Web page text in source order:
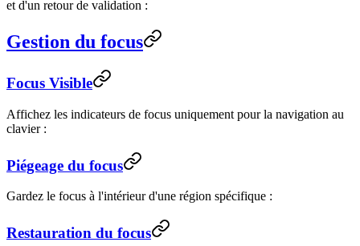
et d'un retour de validation :
Gestion du focus
Focus Visible
Affichez les indicateurs de focus uniquement pour la navigation au
clavier :
Piégeage du focus
Gardez le focus à l'intérieur d'une région spécifique :
Restauration du focus